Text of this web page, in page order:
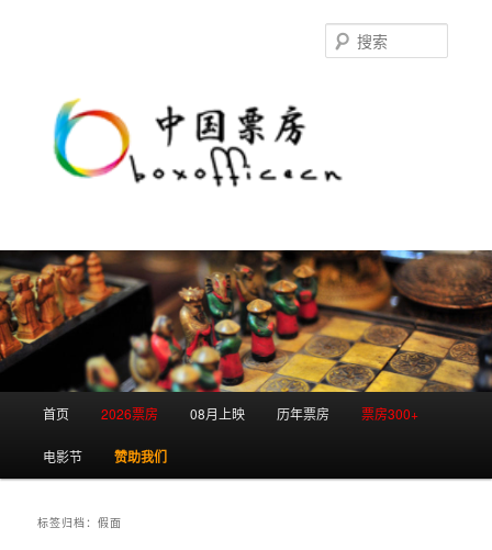
首页 2026票房 08月上映 历年票房 票房300+
电影节 赞助我们
标签归档：假面